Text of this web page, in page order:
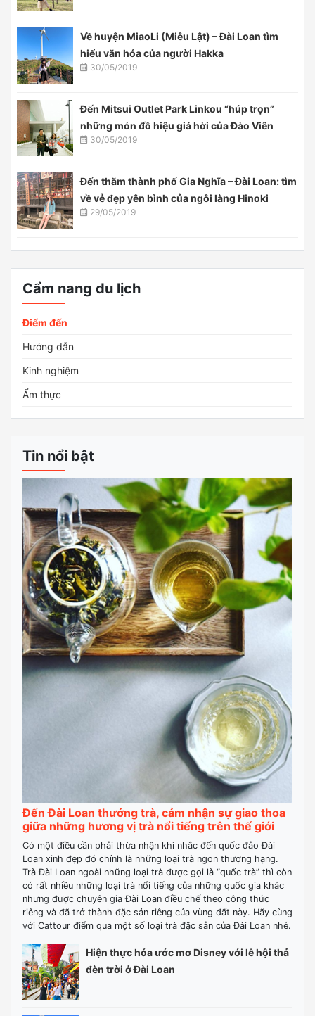
Cẩm nang du lịch
Điểm đến
Hướng dẫn
Kinh nghiệm
Ẩm thực
Tin nổi bật
Đến Đài Loan thưởng trà, cảm nhận sự giao thoa
giữa những hương vị trà nổi tiếng trên thế giới
Có một điều cần phải thừa nhận khi nhắc đến quốc đảo Đài
Loan xinh đẹp đó chính là những loại trà ngon thượng hạng.
Trà Đài Loan ngoài những loại trà được gọi là “quốc trà” thì còn
có rất nhiều những loại trà nổi tiếng của những quốc gia khác
nhưng được chuyên gia Đài Loan điều chế theo công thức
riêng và đã trở thành đặc sản riêng của vùng đất này. Hãy cùng
với Cattour điểm qua một số loại trà đặc sản của Đài Loan nhé.
Hiện thực hóa ước mơ Disney với lễ hội thả
đèn trời ở Đài Loan
Về huyện MiaoLi (Miêu Lật) – Đài Loan tìm
hiểu văn hóa của người Hakka
30/05/2019
Đến Mitsui Outlet Park Linkou “húp trọn”
những món đồ hiệu giá hời của Đào Viên
30/05/2019
Đến thăm thành phố Gia Nghĩa – Đài Loan: tìm
về vẻ đẹp yên bình của ngôi làng Hinoki
29/05/2019